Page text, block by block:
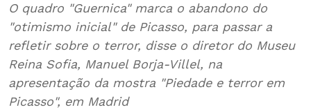
O quadro "Guernica" marca o abandono do
"otimismo inicial" de Picasso, para passar a
refletir sobre o terror, disse o diretor do Museu
Reina Sofia, Manuel Borja-Villel, na
apresentação da mostra "Piedade e terror em
Picasso", em Madrid